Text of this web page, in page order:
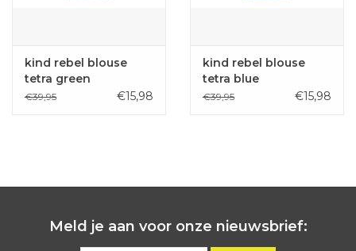
kind rebel blouse
tetra green
€39,95 €15,98
kind rebel blouse
tetra blue
€39,95 €15,98
Meld je aan voor onze nieuwsbrief: